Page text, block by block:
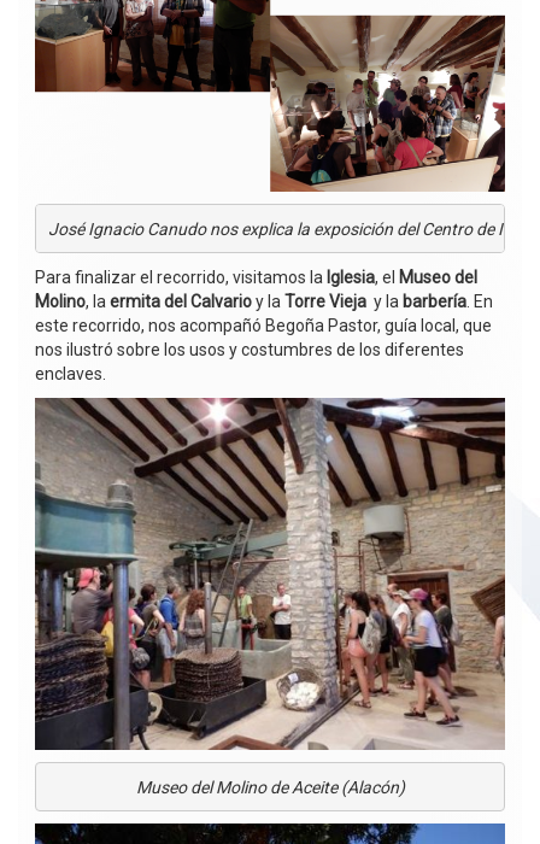
José Ignacio Canudo nos explica la exposición del Centro de
Para finalizar el recorrido, visitamos la Iglesia, el Museo del
Molino, la ermita del Calvarioy la Torre Vieja y la barbería . En
este recorrido, nos acompañó Begoña Pastor, guía local, que
nos ilustró sobre los usos y costumbres de los diferentes
enclaves.
Museo del Molino de Aceite (Alacón)